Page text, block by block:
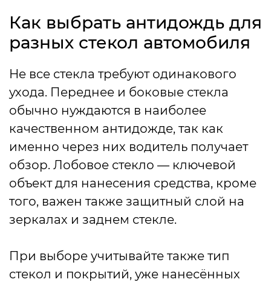
Как выбрать антидождь для
разных стекол автомобиля
Не все стекла требуют одинакового
ухода. Переднее и боковые стекла
обычно нуждаются в наиболее
качественном антидожде, так как
именно через них водитель получает
обзор. Лобовое стекло — ключевой
объект для нанесения средства, кроме
того, важен также защитный слой на
зеркалах и заднем стекле.
При выборе учитывайте также тип
стекол и покрытий, уже нанесённых